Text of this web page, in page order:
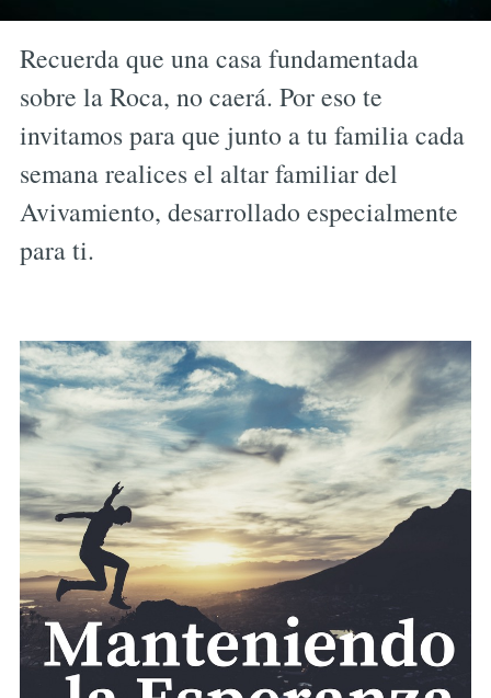
Recuerda que una casa fundamentada
sobre la Roca, no caerá. Por eso te
invitamos para que junto a tu familia cada
semana realices el altar familiar del
Avivamiento, desarrollado especialmente
para ti.